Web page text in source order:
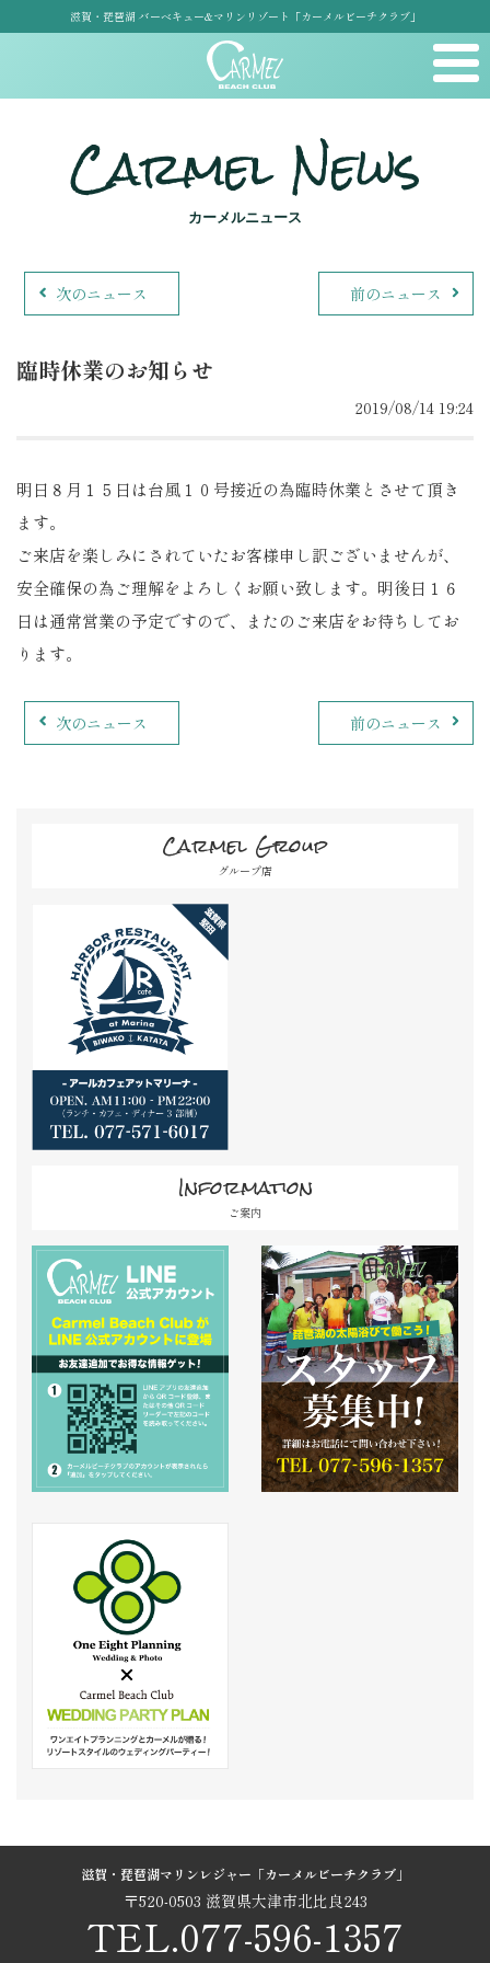
滋賀・琵琶湖 バーベキュー&マリンリゾート「カーメルビーチクラブ」
Carmel News
カーメルニュース
次のニュース 前のニュース
臨時休業のお知らせ
2019/08/14 19:24
明日８月１５日は台風１０号接近の為臨時休業とさせて頂き
ます。
ご来店を楽しみにされていたお客様申し訳ございませんが、
安全確保の為ご理解をよろしくお願い致します。明後日１６
日は通常営業の予定ですので、またのご来店をお待ちしてお
ります。
次のニュース 前のニュース
Carmel Group
グループ店
Information
ご案内
滋賀・琵琶湖マリンレジャー「カーメルビーチクラブ」
〒520-0503 滋賀県大津市北比良243
TEL.077-596-1357